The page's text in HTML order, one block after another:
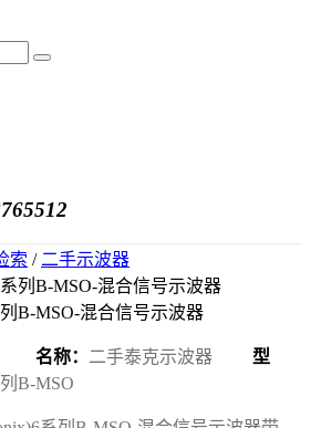
索 / 二手示波器
B-MSO-混合信号示波器
名称： 二手泰克示波器
型
B-MSO